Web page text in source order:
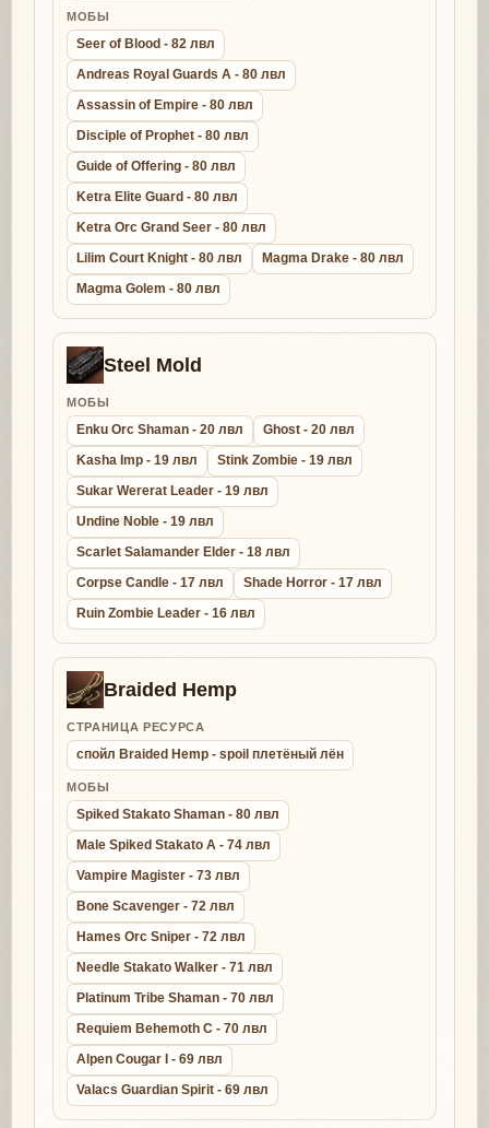
МОБЫ
Seer of Blood - 82 лвл
Andreas Royal Guards A - 80 лвл
Assassin of Empire - 80 лвл
Disciple of Prophet - 80 лвл
Guide of Offering - 80 лвл
Ketra Elite Guard - 80 лвл
Ketra Orc Grand Seer - 80 лвл
Lilim Court Knight - 80 лвл
Magma Drake - 80 лвл
Magma Golem - 80 лвл
Steel Mold
МОБЫ
Enku Orc Shaman - 20 лвл
Ghost - 20 лвл
Kasha Imp - 19 лвл
Stink Zombie - 19 лвл
Sukar Wererat Leader - 19 лвл
Undine Noble - 19 лвл
Scarlet Salamander Elder - 18 лвл
Corpse Candle - 17 лвл
Shade Horror - 17 лвл
Ruin Zombie Leader - 16 лвл
Braided Hemp
СТРАНИЦА РЕСУРСА
спойл Braided Hemp - spoil плетёный лён
МОБЫ
Spiked Stakato Shaman - 80 лвл
Male Spiked Stakato A - 74 лвл
Vampire Magister - 73 лвл
Bone Scavenger - 72 лвл
Hames Orc Sniper - 72 лвл
Needle Stakato Walker - 71 лвл
Platinum Tribe Shaman - 70 лвл
Requiem Behemoth C - 70 лвл
Alpen Cougar I - 69 лвл
Valacs Guardian Spirit - 69 лвл